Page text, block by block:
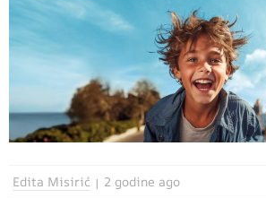
Edita Misirić 2 godine ago